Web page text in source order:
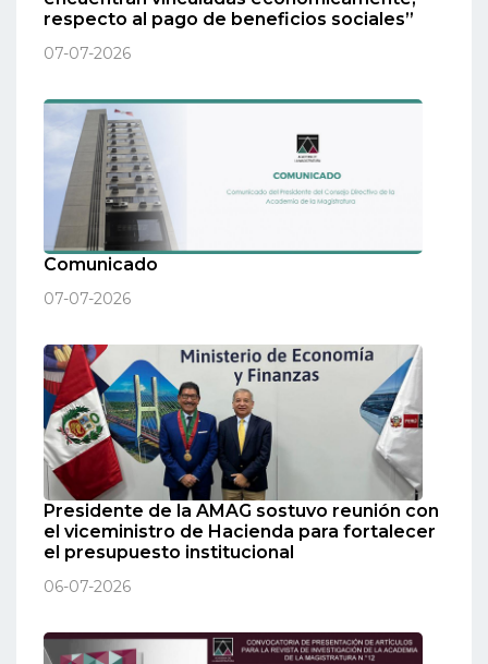
respecto al pago de beneficios sociales”
07-07-2026
Comunicado
07-07-2026
Presidente de la AMAG sostuvo reunión con
el viceministro de Hacienda para fortalecer
el presupuesto institucional
06-07-2026